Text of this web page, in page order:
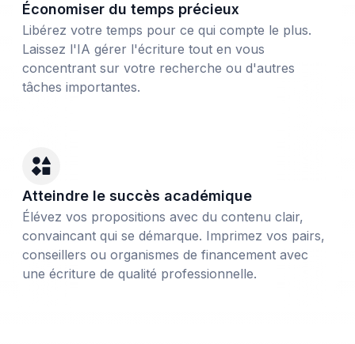
Économiser du temps précieux
Libérez votre temps pour ce qui compte le plus.
Laissez l'IA gérer l'écriture tout en vous
concentrant sur votre recherche ou d'autres
tâches importantes.
Atteindre le succès académique
Élévez vos propositions avec du contenu clair,
convaincant qui se démarque. Imprimez vos pairs,
conseillers ou organismes de financement avec
une écriture de qualité professionnelle.